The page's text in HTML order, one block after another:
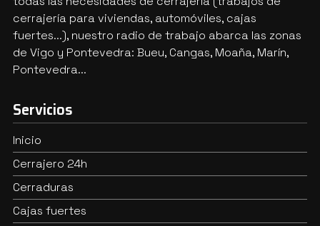
cerrajería para viviendas, automóviles, cajas
fuertes...), nuestro radio de trabajo abarca las zonas
de Vigo y Pontevedra: Bueu, Cangas, Moaña, Marín,
Pontevedra...
Servicios
Inicio
Cerrajero 24h
Cerraduras
Cajas fuertes